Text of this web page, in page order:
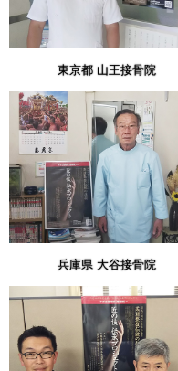
東京都 山王接骨院
兵庫県 大谷接骨院